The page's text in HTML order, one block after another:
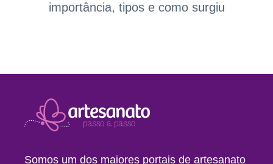
importância, tipos e como surgiu
Somos um dos maiores portais de artesanato